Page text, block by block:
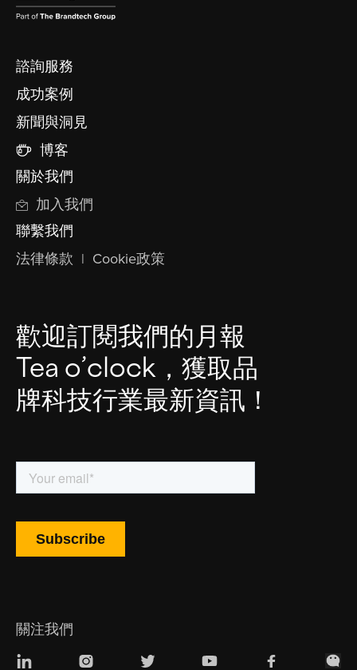
諮詢服務
成功案例
新聞與洞見
博客
關於我們
加入我們
聯繫我們
法律條款
Cookie政策
歡迎訂閱我們的月報
Tea o’clock，獲取品
牌科技行業最新資訊！
關注我們